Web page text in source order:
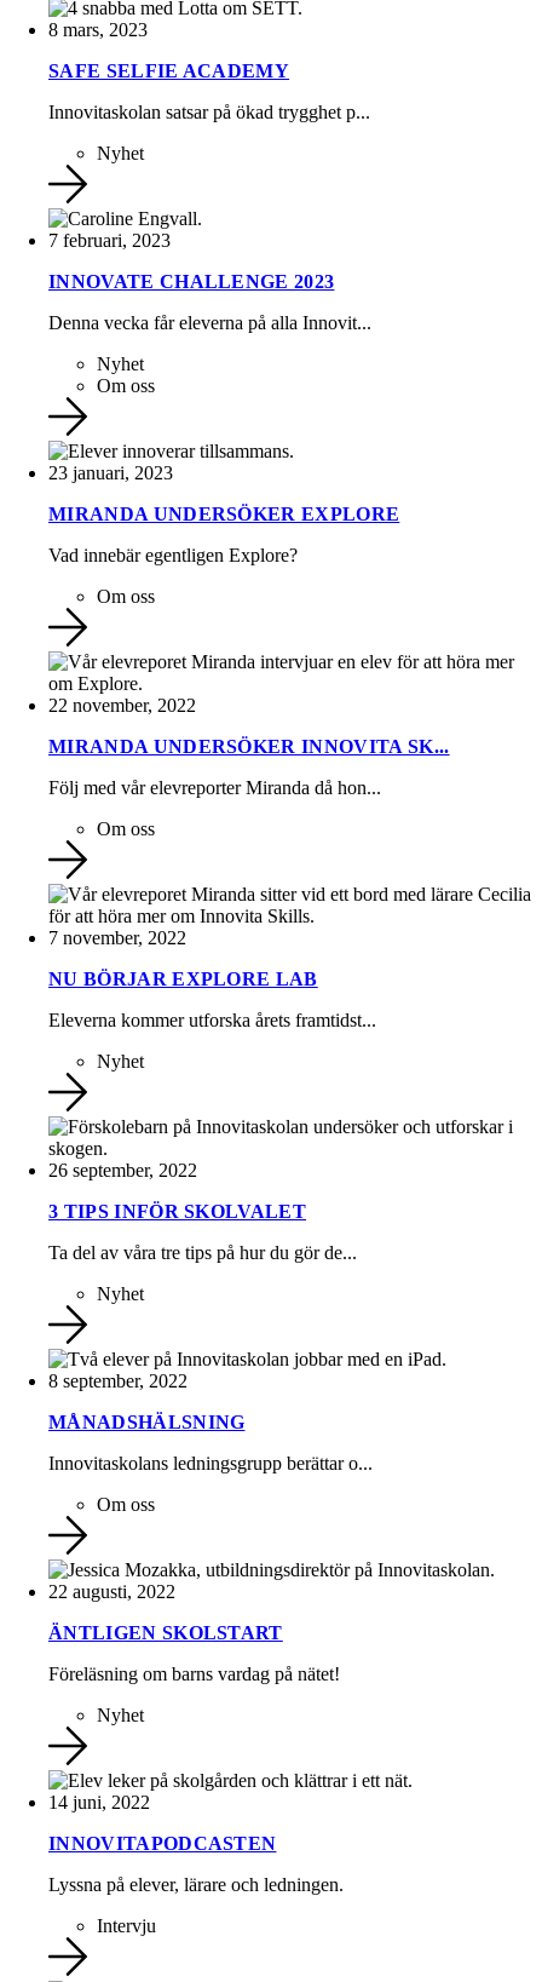
8 mars, 2023
SAFE SELFIE ACADEMY
Innovitaskolan satsar på ökad trygghet p...
Nyhet
7 februari, 2023
INNOVATE CHALLENGE 2023
Denna vecka får eleverna på alla Innovit...
Nyhet
Om oss
23 januari, 2023
MIRANDA UNDERSÖKER EXPLORE
Vad innebär egentligen Explore?
Om oss
22 november, 2022
MIRANDA UNDERSÖKER INNOVITA SK...
Följ med vår elevreporter Miranda då hon...
Om oss
7 november, 2022
NU BÖRJAR EXPLORE LAB
Eleverna kommer utforska årets framtidst...
Nyhet
26 september, 2022
3 TIPS INFÖR SKOLVALET
Ta del av våra tre tips på hur du gör de...
Nyhet
8 september, 2022
MÅNADSHÄLSNING
Innovitaskolans ledningsgrupp berättar o...
Om oss
22 augusti, 2022
ÄNTLIGEN SKOLSTART
Föreläsning om barns vardag på nätet!
Nyhet
14 juni, 2022
INNOVITAPODCASTEN
Lyssna på elever, lärare och ledningen.
Intervju